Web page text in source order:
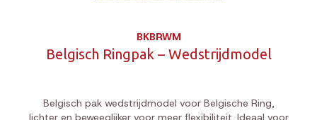
BKBRWM
Belgisch Ringpak – Wedstrijdmodel
Belgisch pak wedstrijdmodel voor Belgische Ring,
lichter en beweeglijker voor meer flexibiliteit. Ideaal voor